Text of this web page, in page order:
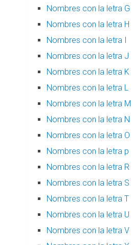
Nombres con la letra G
Nombres con la letra H
Nombres con la letra I
Nombres con la letra J
Nombres con la letra K
Nombres con la letra L
Nombres con la letra M
Nombres con la letra N
Nombres con la letra O
Nombres con la letra p
Nombres con la letra R
Nombres con la letra S
Nombres con la letra T
Nombres con la letra U
Nombres con la letra V